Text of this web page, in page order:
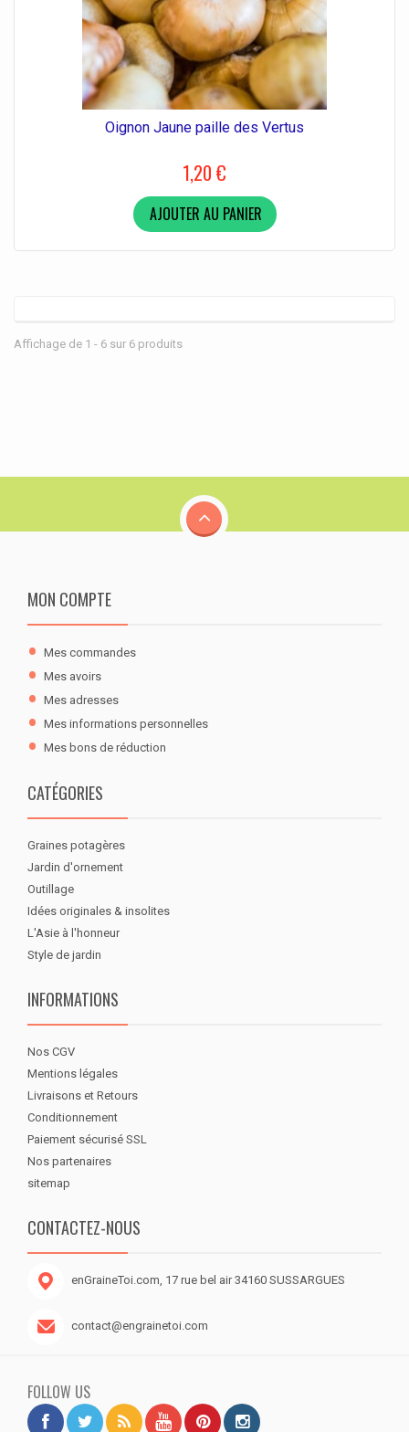
Oignon Jaune paille des Vertus
1,20 €
AJOUTER AU PANIER
Affichage de 1 - 6 sur 6 produits
MON COMPTE
Mes commandes
Mes avoirs
Mes adresses
Mes informations personnelles
Mes bons de réduction
CATÉGORIES
Graines potagères
Jardin d'ornement
Outillage
Idées originales & insolites
L'Asie à l'honneur
Style de jardin
INFORMATIONS
Nos CGV
Mentions légales
Livraisons et Retours
Conditionnement
Paiement sécurisé SSL
Nos partenaires
sitemap
CONTACTEZ-NOUS
enGraineToi.com, 17 rue bel air 34160 SUSSARGUES
contact@engrainetoi.com
FOLLOW US